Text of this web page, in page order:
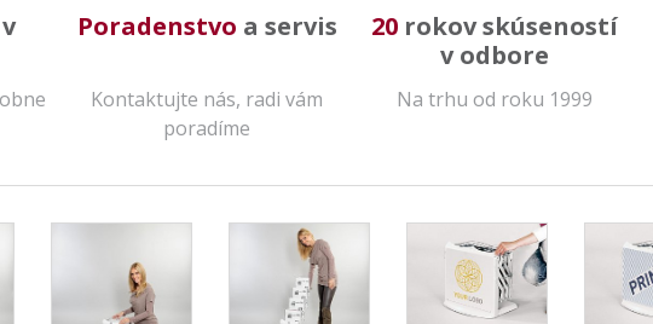
Poradenstvo a servis
Kontaktujte nás, radi vám
poradíme
20 rokov skúseností
v odbore
Na trhu od roku 1999